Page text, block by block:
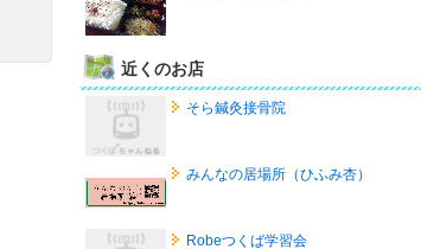
近くのお店
そら鍼灸接骨院
みんなの居場所（ひふみ杏）
Robeつくば学習会